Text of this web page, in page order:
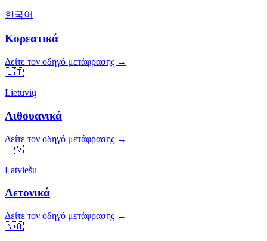
한국어
Κορεατικά
Δείτε τον οδηγό μετάφρασης →
🇱🇹
Lietuvių
Λιθουανικά
Δείτε τον οδηγό μετάφρασης →
🇱🇻
Latviešu
Λετονικά
Δείτε τον οδηγό μετάφρασης →
🇳🇴